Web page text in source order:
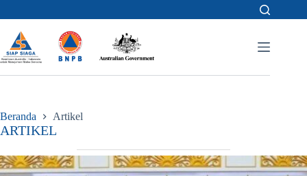
to
content
Beranda Artikel
ARTIKEL